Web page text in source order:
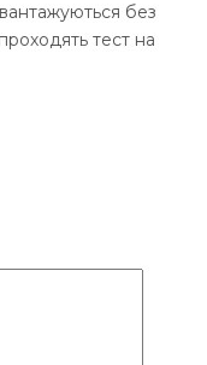
без
тест на